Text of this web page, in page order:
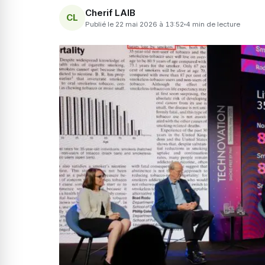
CL Cherif LAIB
Publié le 22 mai 2026 à 13:52 4 min de lecture